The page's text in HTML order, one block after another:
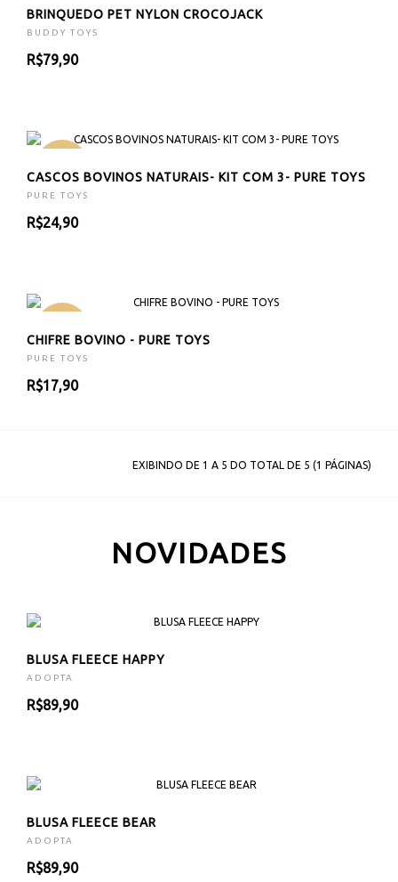
BRINQUEDO PET NYLON CROCOJACK
BUDDY TOYS
R$79,90
CASCOS BOVINOS NATURAIS- KIT COM 3- PURE TOYS
PURE TOYS
R$24,90
CHIFRE BOVINO - PURE TOYS
PURE TOYS
R$17,90
EXIBINDO DE 1 A 5 DO TOTAL DE 5 (1 PÁGINAS)
NOVIDADES
BLUSA FLEECE HAPPY
ADOPTA
R$89,90
BLUSA FLEECE BEAR
ADOPTA
R$89,90